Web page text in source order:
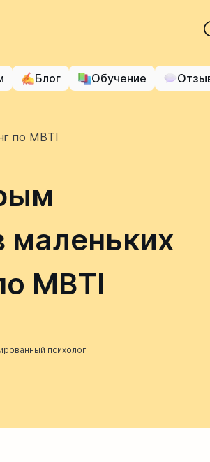
Блог Обучение
по MBTI
маленьких
MBTI
психолог.